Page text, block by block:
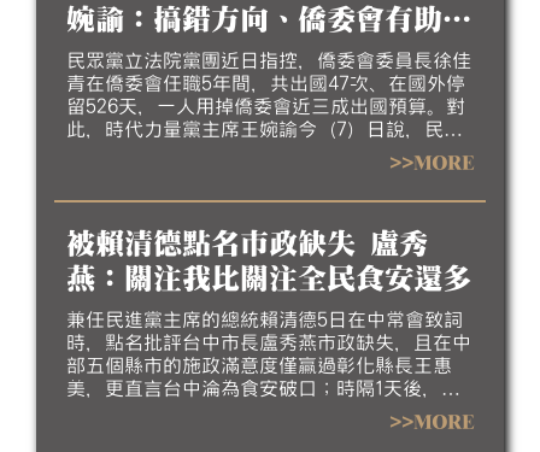
婉諭：搞錯方向、僑委會有助台
灣外交
民眾黨立法院黨團近日指控，僑委會委員長徐佳
青在僑委會任職5年間，共出國47次、在國外停
留526天，一人用掉僑委會近三成出國預算。對
此，時代力量黨主席王婉諭今（7）日說，民眾
黨根本搞錯方向。她指出，台灣外交處境非常艱
難，僑委會委員長可藉僑務名義到非邦交國，為
台灣爭取國際曝光，甚至接觸他國政要；若僑委
>>MORE
被賴清德點名市政缺失 盧秀
燕：關注我比關注全民食安還多
兼任民進黨主席的總統賴清德5日在中常會致詞
時，點名批評台中市長盧秀燕市政缺失，且在中
部五個縣市的施政滿意度僅贏過彰化縣長王惠
美，更直言台中淪為食安破口；時隔1天後，盧
秀燕今（7）日首次出面回應，指賴清德「神隱
了1個多月」後，一開口就關心她，比關注全國
>>MORE